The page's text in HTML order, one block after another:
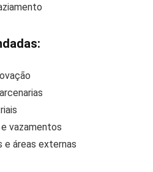
vazamentos
e áreas externas